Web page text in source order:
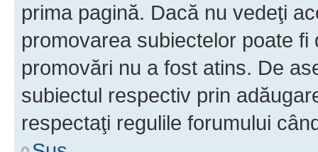
prima pagină. Dacă nu vedeţi
promovarea subiectelor poate
promovări nu a fost atins. De
subiectul respectiv prin
respectaţi regulile forumului